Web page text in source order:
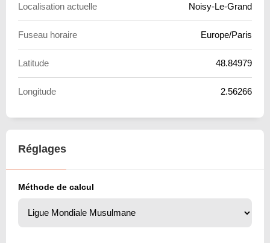
Localisation actuelle Noisy-Le-Grand
Fuseau horaire Europe/Paris
Latitude 48.84979
Longitude 2.56266
Réglages
Méthode de calcul